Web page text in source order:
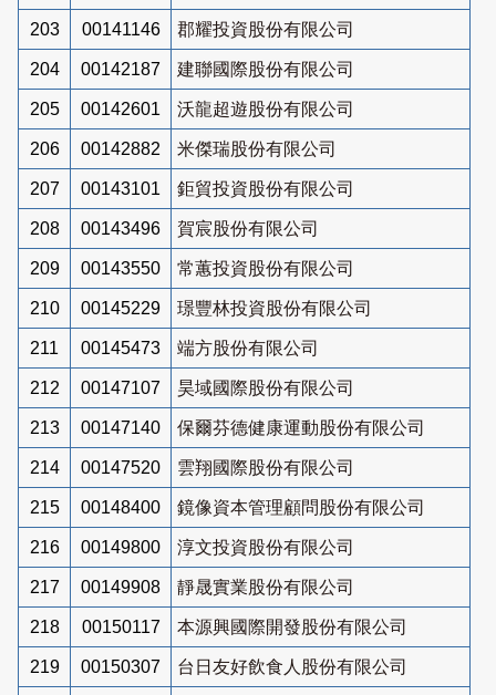
203 00141146 郡耀投資股份有限公司
204 00142187 建聯國際股份有限公司
205 00142601 沃龍超遊股份有限公司
206 00142882 米傑瑞股份有限公司
207 00143101 鉅貿投資股份有限公司
208 00143496 賀宸股份有限公司
209 00143550 常蕙投資股份有限公司
210 00145229 璟豐林投資股份有限公司
211 00145473 端方股份有限公司
212 00147107 昊域國際股份有限公司
213 00147140 保爾芬德健康運動股份有限公司
214 00147520 雲翔國際股份有限公司
215 00148400 鏡像資本管理顧問股份有限公司
216 00149800 淳文投資股份有限公司
217 00149908 靜晟實業股份有限公司
218 00150117 本源興國際開發股份有限公司
219 00150307 台日友好飲食人股份有限公司